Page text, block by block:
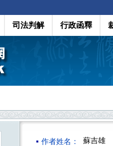
司法判解 行政函釋
作者姓名： 蘇吉雄